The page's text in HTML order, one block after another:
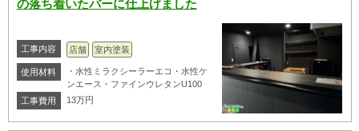
の落ち着いたバーに仕上げました
工事内容 店舗 室内塗装
使用材料
・水性ミラクシーラーエコ・水性ケ
ンエース・ファインウレタンU100
工事費用
13万円